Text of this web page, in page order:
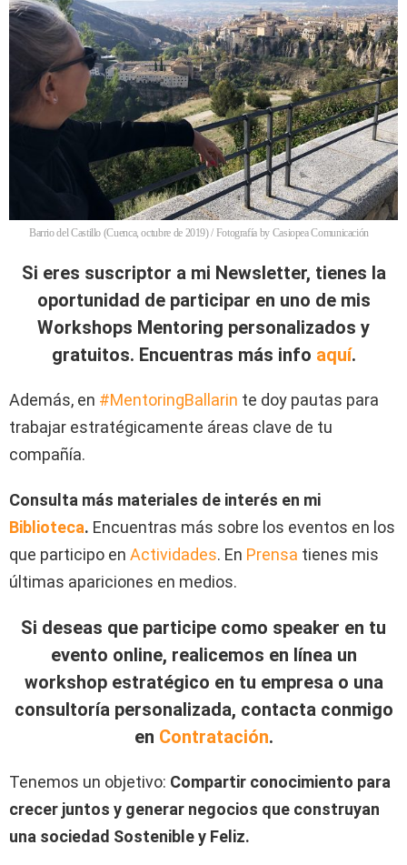
Barrio del Castillo (Cuenca, octubre de 2019) / Fotografía by Casiopea Comunicación
Si eres suscriptor a mi Newsletter, tienes la
oportunidad de participar en uno de mis
Workshops Mentoring personalizados y
gratuitos. Encuentras más info aquí.
Además, en #MentoringBallarin te doy pautas para
trabajar estratégicamente áreas clave de tu
compañía.
Consulta más materiales de interés en mi
Biblioteca. Encuentras más sobre los eventos en los
que participo en Actividades. En Prensa tienes mis
últimas apariciones en medios.
Si deseas que participe como speaker en tu
evento online, realicemos en línea un
workshop estratégico en tu empresa o una
consultoría personalizada, contacta conmigo
en Contratación.
Tenemos un objetivo: Compartir conocimiento para
crecer juntos y generar negocios que construyan
una sociedad Sostenible y Feliz.